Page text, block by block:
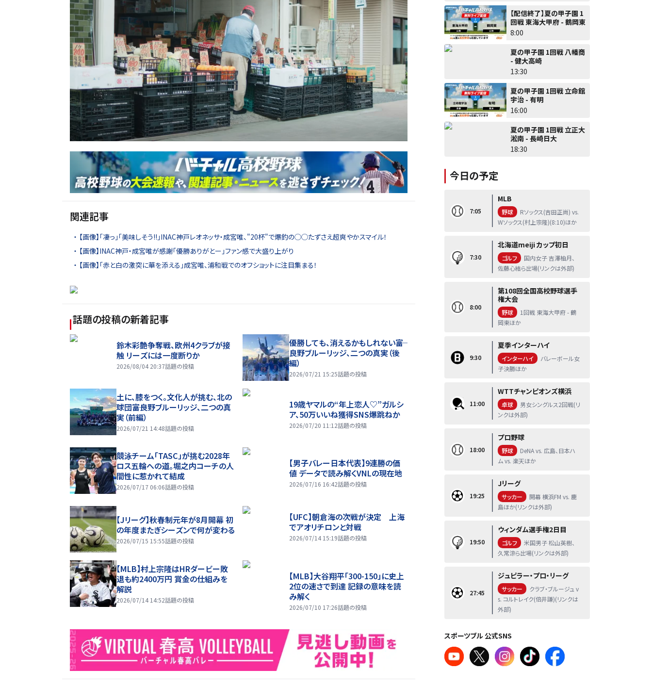
関連記事
【画像】「凄っ」「美味しそう!!」INAC神戸レオネッサ・成宮唯、"20杯"で爆釣の◯◯たずさえ超爽やかスマイル！
【画像】INAC神戸・成宮唯が感謝「優勝ありがとー」ファン感で大盛り上がり
【画像】「赤と白の激突に華を添える」成宮唯、浦和戦でのオフショットに注目集まる！
話題の投稿の新着記事
鈴木彩艶争奪戦、欧州4クラブが接
触 リーズには一度断りか
2026/08/04 20:37話題の投稿
優勝しても、消えるかもしれない――富
良野ブルーリッジ、二つの真実（後
編）
2026/07/21 15:25話題の投稿
土に、膝をつく。文化人が挑む、北の
球団――富良野ブルーリッジ、二つの真
実（前編）
2026/07/21 14:48話題の投稿
19歳ヤマルの“年上恋人♡”ガルシ
ア、50万いいね獲得SNS爆跳ねか
2026/07/20 11:12話題の投稿
競泳チーム「TASC」が挑む2028年
ロス五輪への道。堀之内コーチの人
間性に惹かれて結成
2026/07/17 06:06話題の投稿
【男子バレー日本代表】9連勝の価
値 データで読み解くVNLの現在地
2026/07/16 16:42話題の投稿
【Jリーグ】秋春制元年が8月開幕 初
の年度またぎシーズンで何が変わる
2026/07/15 15:55話題の投稿
【UFC】朝倉海の次戦が決定 上海
でアオリチロンと対戦
2026/07/14 15:19話題の投稿
【MLB】村上宗隆はHRダービー敗
退も約2400万円 賞金の仕組みを
解説
2026/07/14 14:52話題の投稿
【MLB】大谷翔平「300-150」に史上
2位の速さで到達 記録の意味を読
み解く
2026/07/10 17:26話題の投稿
【配信終了】夏の甲子園 1
回戦 東海大甲府 - 鶴岡東
8:00
夏の甲子園 1回戦 八幡商
- 健大高崎
13:30
夏の甲子園 1回戦 立命館
宇治 - 有明
16:00
夏の甲子園 1回戦 立正大
淞南 - 長崎日大
18:30
今日の予定
7:05
MLB
野球
Rソックス(吉田正尚) vs.
Wソックス(村上宗隆)(8:10)ほか
7:30
北海道meiji カップ初日
ゴルフ
国内女子 吉澤柚月、
佐藤心結ら出場(リンクは外部)
8:00
第108回全国高校野球選手
権大会
野球
1回戦 東海大甲府 - 鶴
岡東ほか
9:30
夏季インターハイ
インターハイ
バレーボール女
子決勝ほか
11:00
WTTチャンピオンズ横浜
卓球
男女シングルス2回戦(リ
ンクは外部)
18:00
プロ野球
野球
DeNA vs. 広島、日本ハ
ム vs. 楽天ほか
19:25
Jリーグ
サッカー
開幕 横浜FM vs. 鹿
島ほか(リンクは外部)
19:50
ウィンダム選手権2日目
ゴルフ
米国男子 松山英樹、
久常涼ら出場(リンクは外部)
27:45
ジュピラー・プロ・リーグ
サッカー
クラブ・ブルージュ v
s. コルトレイク(倍井謙)(リンクは
外部)
スポーツブル 公式SNS